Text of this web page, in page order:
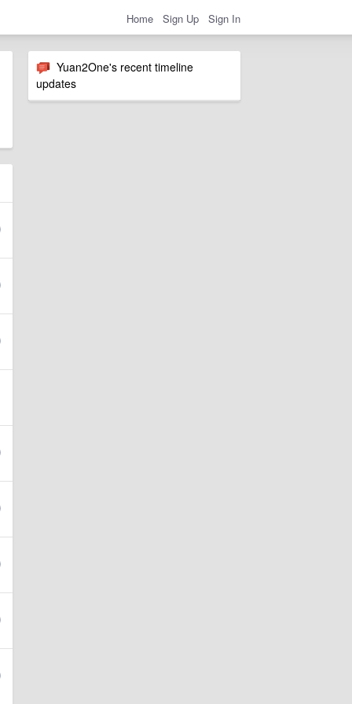
Home Sign Up Sign In
Yuan2One's recent timeline
updates